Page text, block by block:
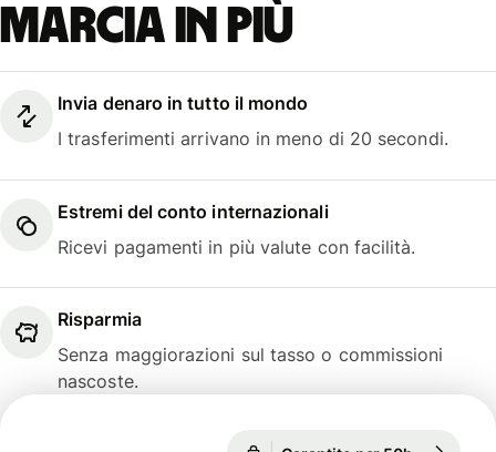
marcia in più
Invia denaro in tutto il mondo
I trasferimenti arrivano in meno di 20 secondi.
Estremi del conto internazionali
Ricevi pagamenti in più valute con facilità.
Risparmia
Senza maggiorazioni sul tasso o commissioni
nascoste.